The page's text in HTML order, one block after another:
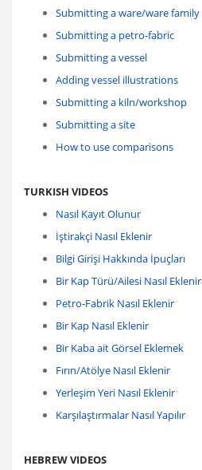
Submitting a ware/ware family
Submitting a petro-fabric
Submitting a vessel
Adding vessel illustrations
Submitting a kiln/workshop
Submitting a site
How to use comparisons
TURKISH VIDEOS
Nasıl Kayıt Olunur
İştirakçi Nasıl Eklenir
Bilgi Girişi Hakkında İpuçları
Bir Kap Türü/Ailesi Nasıl Eklenir
Petro-Fabrik Nasıl Eklenir
Bir Kap Nasıl Eklenir
Bir Kaba ait Görsel Eklemek
Fırın/Atölye Nasıl Eklenir
Yerleşim Yeri Nasıl Eklenir
Karşılaştırmalar Nasıl Yapılır
HEBREW VIDEOS